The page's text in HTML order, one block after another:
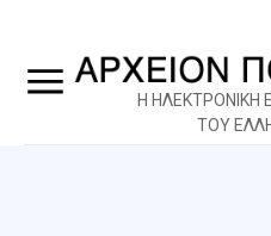
Η ΗΛΕΚΤΡΟΝΙΚΗ
ΤΟΥ